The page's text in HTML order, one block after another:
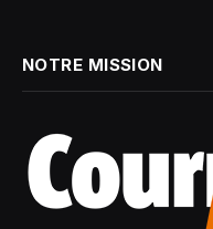
NOTRE MISSION